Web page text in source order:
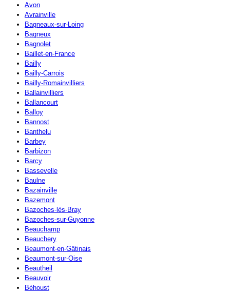
Avon
Avrainville
Bagneaux-sur-Loing
Bagneux
Bagnolet
Baillet-en-France
Bailly
Bailly-Carrois
Bailly-Romainvilliers
Ballainvilliers
Ballancourt
Balloy
Bannost
Banthelu
Barbey
Barbizon
Barcy
Bassevelle
Baulne
Bazainville
Bazemont
Bazoches-lès-Bray
Bazoches-sur-Guyonne
Beauchamp
Beauchery
Beaumont-en-Gâtinais
Beaumont-sur-Oise
Beautheil
Beauvoir
Béhoust